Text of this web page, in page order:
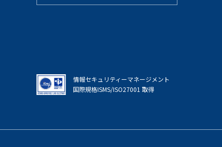
情報セキュリティーマネージメント
国際規格ISMS/ISO27001 取得